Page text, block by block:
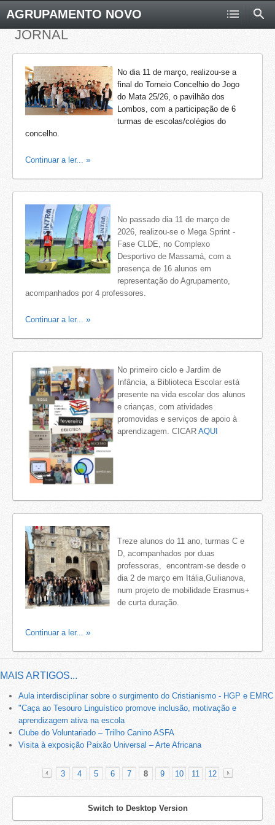
AGRUPAMENTO NOVO
JORNAL
No dia 11 de março, realizou-se a
final do Torneio Concelhio do Jogo
do Mata 25/26, o pavilhão dos
Lombos, com a participação de 6
turmas de escolas/colégios do
concelho.
Continuar a ler...
No passado dia 11 de março de
2026, realizou-se o Mega Sprint -
Fase CLDE, no Complexo
Desportivo de Massamá, com a
presença de 16 alunos em
representação do Agrupamento,
acompanhados por 4 professores.
Continuar a ler...
No primeiro ciclo e Jardim de
Infância, a Biblioteca Escolar está
presente na vida escolar dos alunos
e crianças, com atividades
promovidas e serviços de apoio à
aprendizagem. CICAR AQUI
Treze alunos do 11 ano, turmas C e
D, acompanhados por duas
professoras, encontram-se desde o
dia 2 de março em Itália,Guilianova,
num projeto de mobilidade Erasmus+
de curta duração.
Continuar a ler...
MAIS ARTIGOS...
Aula interdisciplinar sobre o surgimento do Cristianismo - HGP e EMRC
"Caça ao Tesouro Linguístico promove inclusão, motivação e
aprendizagem ativa na escola
Clube do Voluntariado – Trilho Canino ASFA
Visita à exposição Paixão Universal – Arte Africana
«
3 4 5 6 7 8 9 10 11 12
Switch to Desktop Version